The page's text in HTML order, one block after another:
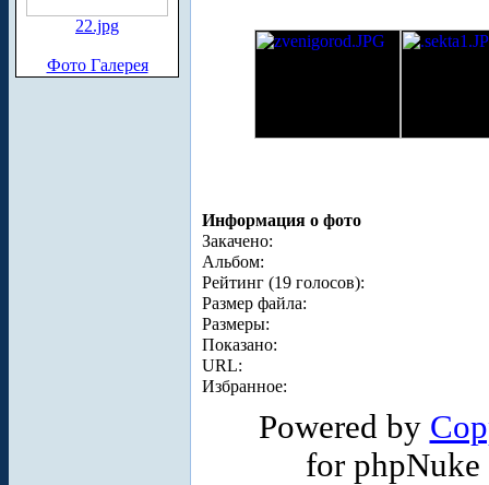
22.jpg
Фото Галерея
Информация о фото
Закачено:
Альбом:
Рейтинг (19 голосов):
Размер файла:
Размеры:
Показано:
URL:
Избранное:
Powered by
for